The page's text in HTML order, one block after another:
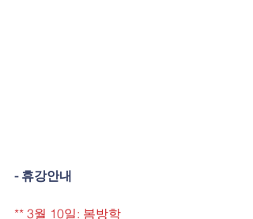
- 휴강안내
** 3월 10일: 봄방학